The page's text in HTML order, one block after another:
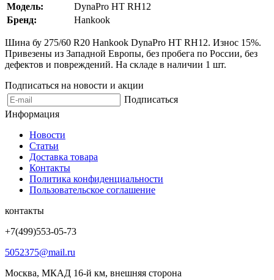
Модель:
DynaPro HT RH12
Бренд:
Hankook
Шина бу 275/60 R20 Hankook DynaPro HT RH12. Износ 15%.
Привезены из Западной Европы, без пробега по России, без
дефектов и повреждений. На складе в наличии 1 шт.
Подписаться на новости и акции
Подписаться
Информация
Новости
Статьи
Доставка товара
Контакты
Политика конфиденциальности
Пользовательское соглашение
контакты
+7(499)553-05-73
5052375@mail.ru
Москва, МКАД 16-й км, внешняя сторона